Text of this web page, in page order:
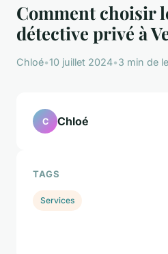
Comment choisir
détective privé à
Chloé•10 juillet 2024•3 min de
C Chloé
TAGS
Services